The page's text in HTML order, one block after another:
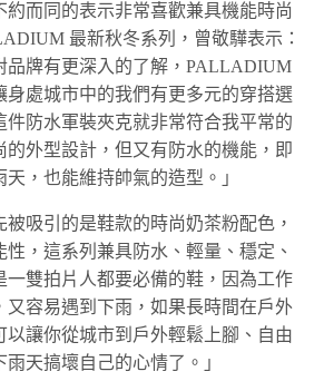
約而同的表示非常喜歡兼具機能時尚
最新秋冬系列，曾敬驊表示：
品牌有更深入的了解， PALLADIUM
身處城市中的我們有更多元的穿搭選
件防水軍裝夾克就非常符合我平常的
的外型設計，但又有防水的機能，即
，也能維持帥氣的造型。」
吸引的是鞋款的時尚奶茶粉配色，
，這系列兼具防水、輕量、穩定、
一雙拍片人都要必備的鞋，因為工作
又容易遇到下雨，如果長時間在戶外
以讓你從城市到戶外輕鬆上腳、自由
天搞壞自己的心情了。」